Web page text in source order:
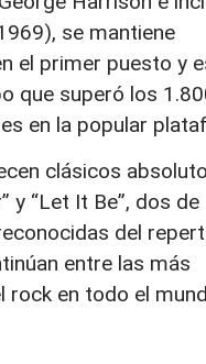
se mantiene
el primer puesto y
que superó los
en la popular
clásicos
y “Let It Be”, dos de
del
entre las más
rock en todo el